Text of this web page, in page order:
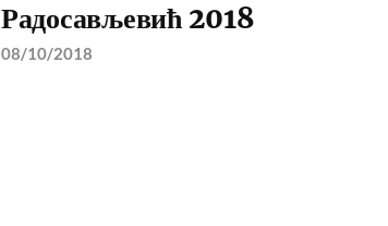
Радосављевић 2018
08/10/2018